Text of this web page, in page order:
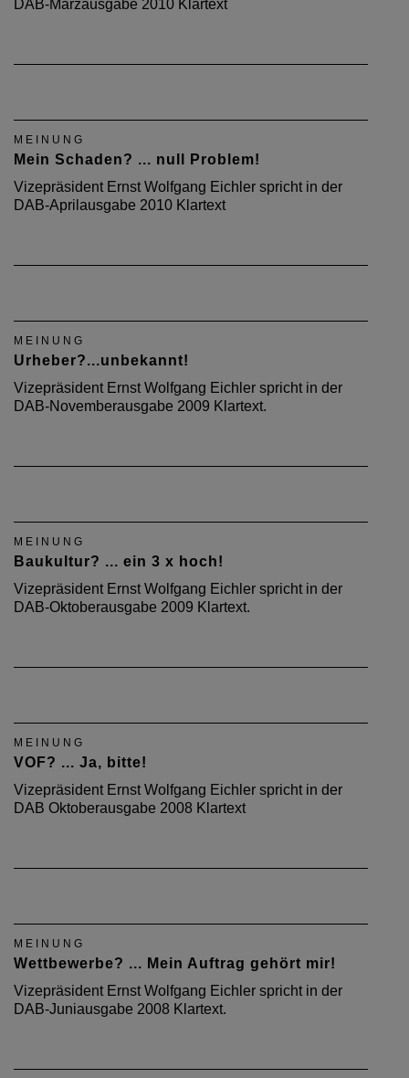
DAB-Märzausgabe 2010 Klartext
MEINUNG
Mein Schaden? ... null Problem!
Vizepräsident Ernst Wolfgang Eichler spricht in der
DAB-Aprilausgabe 2010 Klartext
MEINUNG
Urheber?...unbekannt!
Vizepräsident Ernst Wolfgang Eichler spricht in der
DAB-Novemberausgabe 2009 Klartext.
MEINUNG
Baukultur? ... ein 3 x hoch!
Vizepräsident Ernst Wolfgang Eichler spricht in der
DAB-Oktoberausgabe 2009 Klartext.
MEINUNG
VOF? ... Ja, bitte!
Vizepräsident Ernst Wolfgang Eichler spricht in der
DAB Oktoberausgabe 2008 Klartext
MEINUNG
Wettbewerbe? ... Mein Auftrag gehört mir!
Vizepräsident Ernst Wolfgang Eichler spricht in der
DAB-Juniausgabe 2008 Klartext.